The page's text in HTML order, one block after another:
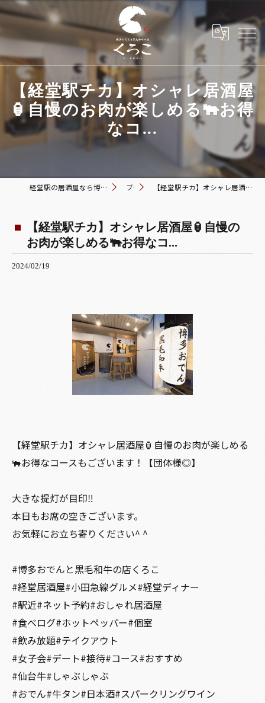
【経堂駅チカ】オシャレ居酒屋
🏮自慢のお肉が楽しめる🐃お得
なコ...
経堂駅の居酒屋なら博多おでんと黒毛和牛の店 くろこ ブログ 【経堂駅チカ】オシャレ居酒屋🏮自慢のお肉が楽しめる🐃お得なコ...
【経堂駅チカ】オシャレ居酒屋🏮自慢の
お肉が楽しめる🐃お得なコ...
2024/02/19
【経堂駅チカ】オシャレ居酒屋🏮自慢のお肉が楽しめる
🐃お得なコースもございます！【団体様◎】
大きな提灯が目印‼️
本日もお席の空きございます。
お気軽にお立ち寄りください^ ^
#博多おでんと黒毛和牛の店くろこ
#経堂居酒屋#小田急線グルメ#経堂ディナー
#駅近#ネット予約#おしゃれ居酒屋
#食べログ#ホットペッパー#個室
#飲み放題#テイクアウト
#女子会#デート#接待#コース#おすすめ
#仙台牛#しゃぶしゃぶ
#おでん#牛タン#日本酒#スパークリングワイン